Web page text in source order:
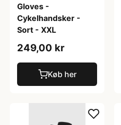
Gloves -
Cykelhandsker -
Sort - XXL
249,00 kr
Køb her